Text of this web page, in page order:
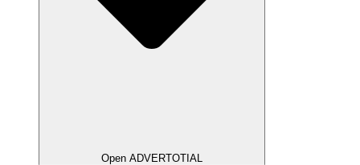
Open ADVERTOTIAL